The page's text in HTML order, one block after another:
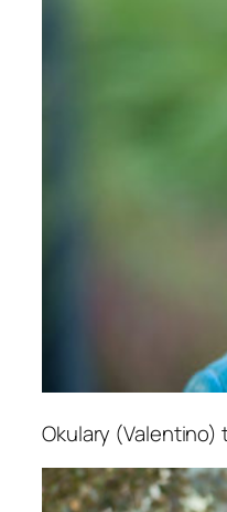
Okulary (Valentino)